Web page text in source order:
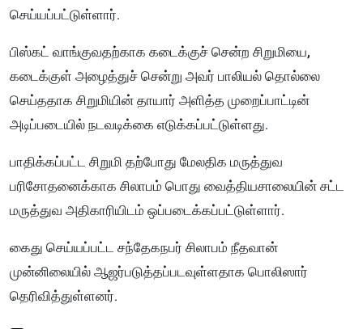
செய்யப்பட்டுள்ளார்.
பிஸ்கட் வாங்குவதற்காக கடைக்குச் சென்ற சிறுமியை,
கடைக்குள் அழைத்துச் சென்று அவர் பாலியல் தொல்லை
செய்ததாக சிறுமியின் தாயார் அளித்த முறைப்பாட்டின்
அடிப்படையில் நடவடிக்கை எடுக்கப்பட்டுள்ளது.
பாதிக்கப்பட்ட சிறுமி தற்போது மேலதிக மருத்துவ
பரிசோதனைக்காக சிலாபம் பொது வைத்தியசாலையின் சட்ட
மருத்துவ அதிகாரியிடம் ஒப்படைக்கப்பட்டுள்ளார்.
கைது செய்யப்பட்ட சந்தேகநபர் சிலாபம் நீதவான்
முன்னிலையில் ஆஜர்படுத்தப்படவுள்ளதாக பொலிஸார்
தெரிவித்துள்ளனர்.